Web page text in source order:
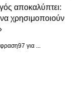
αποκαλύπτει:
χρησιμοποιούν
για ...